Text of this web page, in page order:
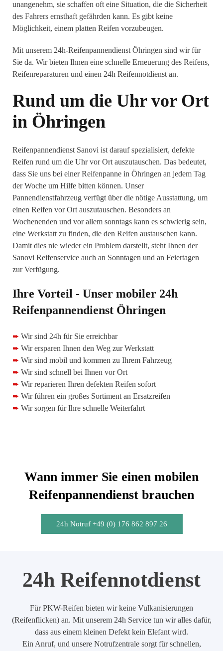
unangenehm, sie schaffen oft eine Situation, die die Sicherheit
des Fahrers ernsthaft gefährden kann. Es gibt keine
Möglichkeit, einem platten Reifen vorzubeugen.
Mit unserem 24h-Reifenpannendienst Öhringen sind wir für
Sie da. Wir bieten Ihnen eine schnelle Erneuerung des Reifens,
Reifenreparaturen und einen 24h Reifennotdienst an.
Rund um die Uhr vor Ort
in Öhringen
Reifenpannendienst Sanovi ist darauf spezialisiert, defekte
Reifen rund um die Uhr vor Ort auszutauschen. Das bedeutet,
dass Sie uns bei einer Reifenpanne in Öhringen an jedem Tag
der Woche um Hilfe bitten können. Unser
Pannendienstfahrzeug verfügt über die nötige Ausstattung, um
einen Reifen vor Ort auszutauschen. Besonders an
Wochenenden und vor allem sonntags kann es schwierig sein,
eine Werkstatt zu finden, die den Reifen austauschen kann.
Damit dies nie wieder ein Problem darstellt, steht Ihnen der
Sanovi Reifenservice auch an Sonntagen und an Feiertagen
zur Verfügung.
Ihre Vorteil - Unser mobiler 24h
Reifenpannendienst Öhringen
➨ Wir sind 24h für Sie erreichbar
➨ Wir ersparen Ihnen den Weg zur Werkstatt
➨ Wir sind mobil und kommen zu Ihrem Fahrzeug
➨ Wir sind schnell bei Ihnen vor Ort
➨ Wir reparieren Ihren defekten Reifen sofort
➨ Wir führen ein großes Sortiment an Ersatzreifen
➨ Wir sorgen für Ihre schnelle Weiterfahrt
Wann immer Sie einen mobilen
Reifenpannendienst brauchen
24h Notruf +49 (0) 176 862 897 26
24h Reifennotdienst
Für PKW-Reifen bieten wir keine Vulkanisierungen
(Reifenflicken) an. Mit unserem 24h Service tun wir alles dafür,
dass aus einem kleinen Defekt kein Elefant wird.
Ein Anruf, und unsere Notrufzentrale sorgt für schnellen,